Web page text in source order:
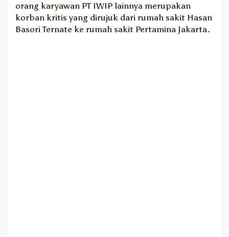
P
T
orang karyawan PT IWIP lainnya merupakan
korban kritis yang dirujuk dari rumah sakit Hasan
Basori Ternate ke rumah sakit Pertamina Jakarta.